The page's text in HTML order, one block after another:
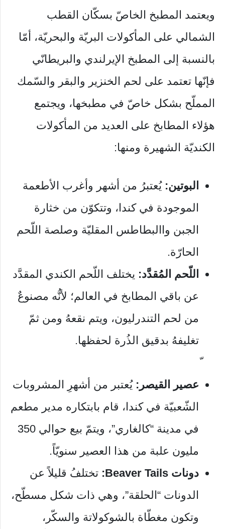
ويعتمد المطبخ الخاصّ بسكّان القطب
الشمالي على المأكولات البريّة والبحريّة، أمّا
بالنسبة إلى المطبخ الإيرلندي والبريطانّي
فإنّها تعتمد على لحم الخنزير والبقر والسّمك
المملّح بشكل خاصّ في مطبخها، ويجتمع
هؤلاء المطابخ على العديد من المأكولات
الكنديّة الشهيرة ومنها:
البوتين:يُعتبرُ من أشهر وأغرب الأطعمة
الموجودة في كندا، وتتكوّن من خثارة
الجبن واالبطاطس المقليّة وصلصة اللّحم
الحارّة.
اللّحم المُقدَّد: يختلف اللّحم الكندي المقدَّد
عن باقي المطابخ في العالم؛ لأنُّه مصنوعٌ
من لحم التندرليون، ويتم نقعهُ ومن ثمّ
تغليفهُ بدقيق الذُرة لحفظها.
عصير القيصر: يُعتبر من أشهرِ المشروبات
الشّعبيّة في كندا، قام بابتكاره مدير مطعم
في مدينة “كالغاري”، ويتمّ بيع حوالي 350
مليون علبة من هذا العصير سنويّاً.
دونات Beaver Tails:
تختلفُ قليلاً عن
الدونات “الحلقة”، وهي ذات شكل مسطّح،
وتكون مغطّاة بالشوكولاتة والسكّر،